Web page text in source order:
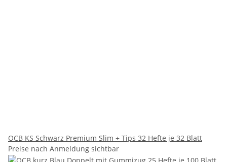
OCB KS Schwarz Premium Slim + Tips 32 Hefte je 32 Blatt
Preise nach Anmeldung sichtbar